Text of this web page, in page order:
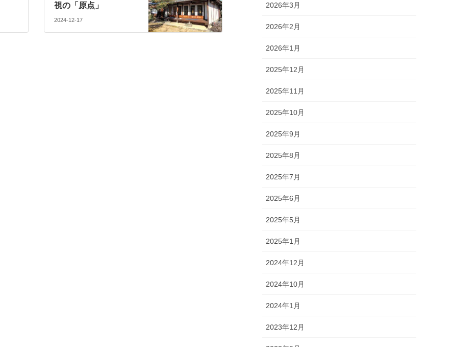
視の「原点」
2024-12-17
2026年3月
2026年2月
2026年1月
2025年12月
2025年11月
2025年10月
2025年9月
2025年8月
2025年7月
2025年6月
2025年5月
2025年1月
2024年12月
2024年10月
2024年1月
2023年12月